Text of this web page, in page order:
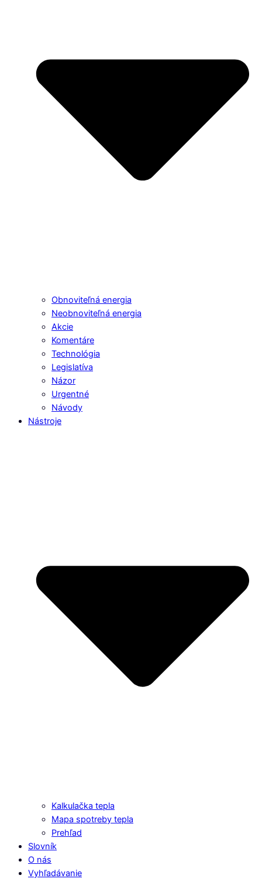
Obnoviteľná energia
Neobnoviteľná energia
Akcie
Komentáre
Technológia
Legislatíva
Názor
Urgentné
Návody
Nástroje
Kalkulačka tepla
Mapa spotreby tepla
Prehľad
Slovník
O nás
Vyhľadávanie